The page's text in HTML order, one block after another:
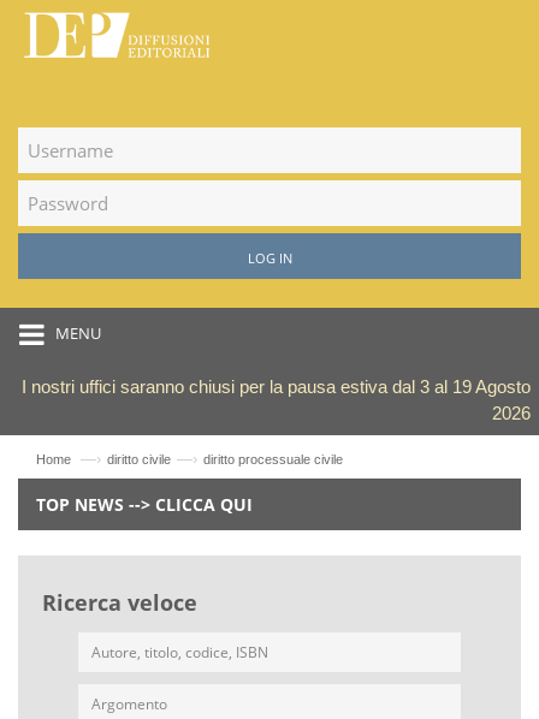
LOG IN
MENU
I nostri uffici saranno chiusi per la pausa estiva dal 3 al 19 Agosto
2026
Home —› diritto civile —› diritto processuale civile
TOP NEWS --> CLICCA QUI
Ricerca veloce